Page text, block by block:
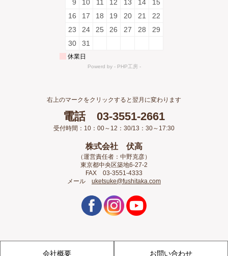
右上のマークをクリックすると翌月に変わります
電話 03-3551-2661
受付時間：10：00～12：30/13：30～17:30
株式会社 伏高
（運営責任者：中野克彦）
東京都中央区築地6-27-2
FAX 03-3551-4333
メール uketsuke@fushitaka.com
会社概要 お問い合わせ